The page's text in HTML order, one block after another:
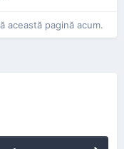
această pagină acum.